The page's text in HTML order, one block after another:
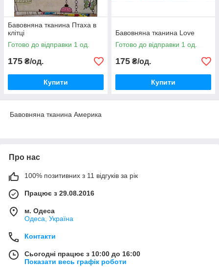
Бавовняна тканина Птаха в
клітці
Готово до відправки 1 од.
175 ₴/од.
Купити
Бавовняна тканина Love
Готово до відправки 1 од.
175 ₴/од.
Купити
Бавовняна тканина Америка
Про нас
100% позитивних з 11 відгуків за рік
Працює з 29.08.2016
м. Одеса
Одеса, Україна
Контакти
Сьогодні працює з 10:00 до 16:00
Показати весь графік роботи